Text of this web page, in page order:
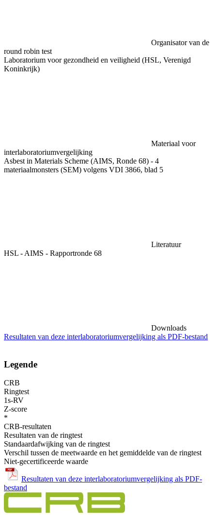
Organisator van de
round robin test
Laboratorium voor gezondheid en veiligheid (HSL, Verenigd
Koninkrijk)
Materiaal voor
interlaboratoriumvergelijking
Asbest in Materials Scheme (AIMS, Ronde 68) - 4
materiaalmonsters (SEM) volgens VDI 3866, blad 5
Literatuur
HSL - AIMS - Rapportronde 68
Downloads
Resultaten van deze interlaboratoriumvergelijking als PDF-bestand
Legende
CRB
Ringtest
1s-RV
Z-score
*
CRB-resultaten
Resultaten van de ringtest
Standaardafwijking van de ringtest
Verschil tussen de meetwaarde en het gemiddelde van de ringtest
Niet-gecertificeerde waarde
Resultaten van deze interlaboratoriumvergelijking als PDF-
bestand